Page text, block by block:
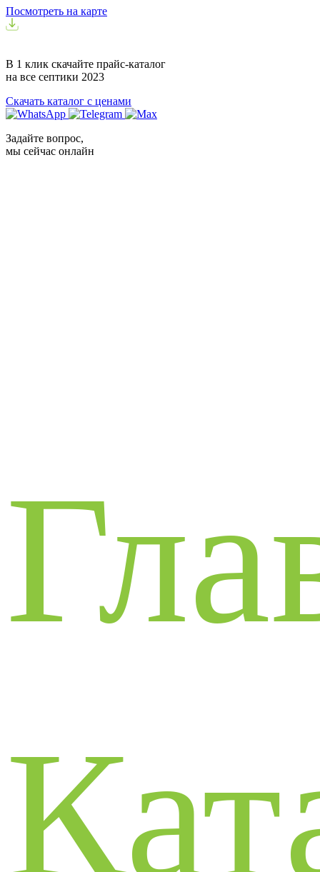
Посмотреть на карте
В 1 клик скачайте прайс-каталог
на все септики 2023
Скачать каталог с ценами
Задайте вопрос,
мы сейчас онлайн